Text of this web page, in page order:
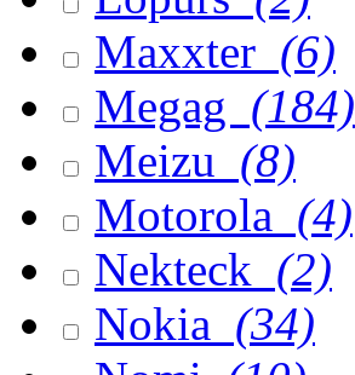
Maxxter (6)
Megag (184)
Meizu (8)
Motorola (4)
Nekteck (2)
Nokia (34)